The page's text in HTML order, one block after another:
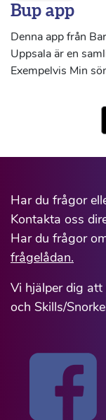
Bup app
Denna app från
Uppsala är en
Exempelvis Min
Har du frågor
Kontakta oss
Har du frågor
frågelådan.
Vi hjälper dig
och Skills/